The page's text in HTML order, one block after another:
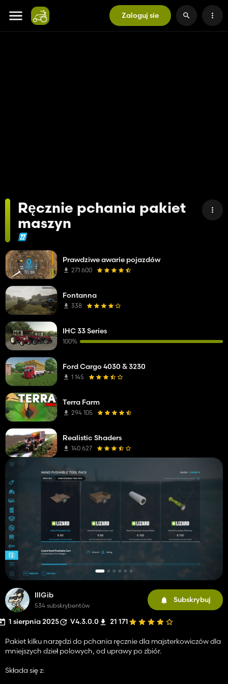
Zaloguj sie
Ręcznie pchania pakiet
maszyn
IllGib
534 subskrybentów
Subskrybuj
1 sierpnia 2025 V4.3.0.0 21 171
Pakiet kilku narzędzi do pchania ręcznie dla majsterkowiczów dla
mniejszych dzieł polowych, od uprawy po zbiór.
Składa się z:
Prawdziwe awarie pojazdów
271 600
Fontanna
338
IHC 33 Series
100%
Ford Cargo 4030 & 3230
1 145
Terra Farm
294 105
Realistic Shaders
140 627